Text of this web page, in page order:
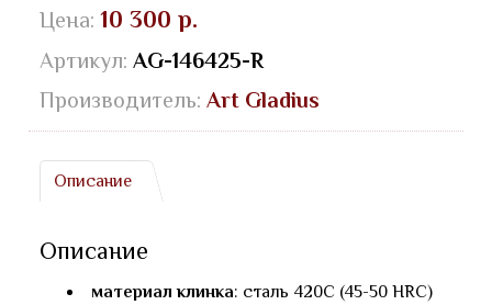
Цена: 10 300 р.
Артикул: AG-146425-R
Производитель: Art Gladius
Описание
Описание
материал клинка: сталь 420С (45-50 HRC)